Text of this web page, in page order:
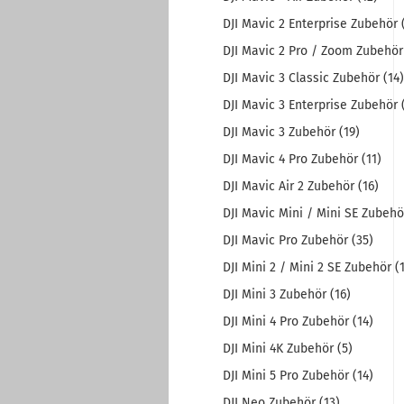
DJI Mavic 2 Enterprise Zubehör
DJI Mavic 2 Pro / Zoom Zubehör
DJI Mavic 3 Classic Zubehör (14)
DJI Mavic 3 Enterprise Zubehör
DJI Mavic 3 Zubehör (19)
DJI Mavic 4 Pro Zubehör (11)
DJI Mavic Air 2 Zubehör (16)
DJI Mavic Mini / Mini SE
DJI Mavic Pro Zubehör (35)
DJI Mini 2 / Mini 2 SE Zubehör
DJI Mini 3 Zubehör (16)
DJI Mini 4 Pro Zubehör (14)
DJI Mini 4K Zubehör (5)
DJI Mini 5 Pro Zubehör (14)